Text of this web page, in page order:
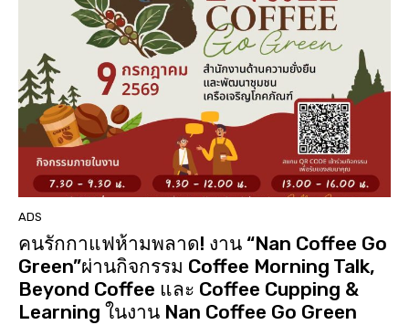
ADS
คนรักกาแฟห้ามพลาด! งาน “Nan Coffee Go
Green”ผ่านกิจกรรม Coffee Morning Talk,
Beyond Coffee และ Coffee Cupping &
Learning ในงาน Nan Coffee Go Green